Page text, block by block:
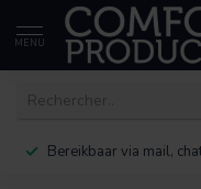
MENU
Bereikbaar via mail,